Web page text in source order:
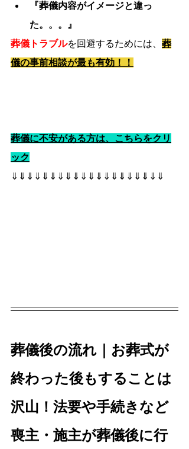
『葬儀内容がイメージと違っ
た。。。』
葬儀トラブルを回避するためには、 葬
儀の事前相談が最も有効！！
葬儀に不安がある方は、こちらをクリ
ック
⇓⇓⇓⇓⇓⇓⇓⇓⇓⇓⇓⇓⇓⇓⇓⇓⇓⇓⇓⇓
葬儀後の流れ｜お葬式が
終わった後もすることは
沢山！法要や手続きなど
喪主・施主が葬儀後に行